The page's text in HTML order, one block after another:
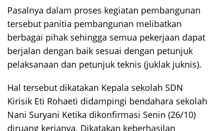
Pasalnya dalam proses kegiatan pembangunan
tersebut panitia pembangunan melibatkan
berbagai pihak sehingga semua pekerjaan dapat
berjalan dengan baik sesuai dengan petunjuk
pelaksanaan dan petunjuk teknis (juklak juknis).
Hal tersebut dikatakan Kepala sekolah SDN
Kirisik Eti Rohaeti didampingi bendahara sekolah
Nani Suryani Ketika dikonfirmasi Senin (26/10)
diruang kerjanya. Dikatakan keberhasilan